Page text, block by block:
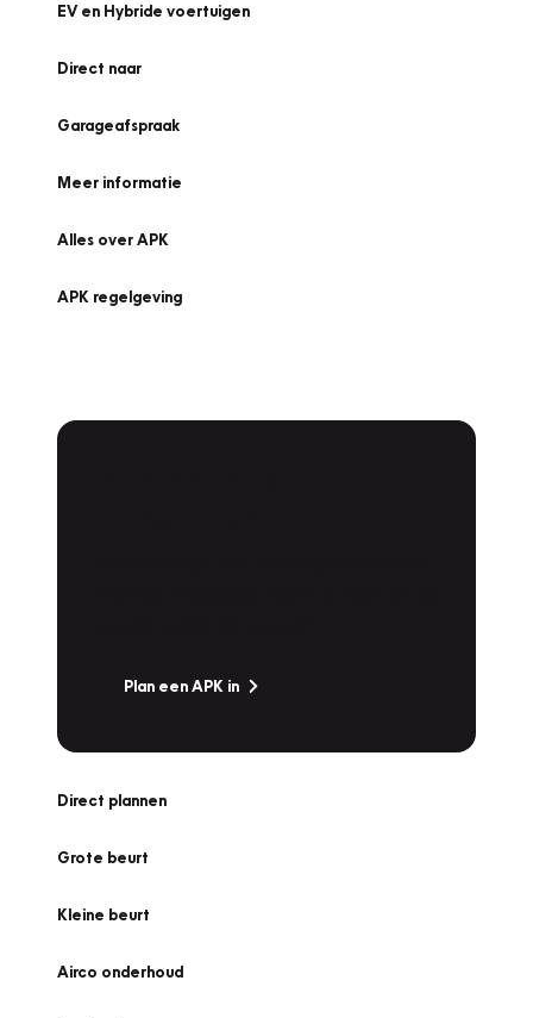
EV en Hybride voertuigen
Direct naar
Garageafspraak
Meer informatie
Alles over APK
APK regelgeving
Plan een APK in
Direct plannen
Grote beurt
Kleine beurt
Airco onderhoud